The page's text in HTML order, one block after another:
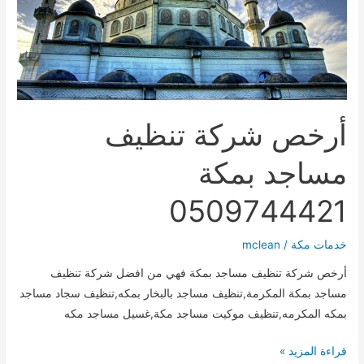
أرخص شركة تنظيف
مساجد بمكة
0509744421
خدمات مكة /
mclean
أرخص شركة تنظيف مساجد بمكة فهي من افضل شركة تنظيف
مساجد بمكة المكرمة,تنظيف مساجد بالبخار بمكه,تنظيف سجاد مساجد
بمكه المكرمه,تنظيف موكيت مساجد مكة,غسيل مساجد مكه
أرخص
قراءة المزيد »